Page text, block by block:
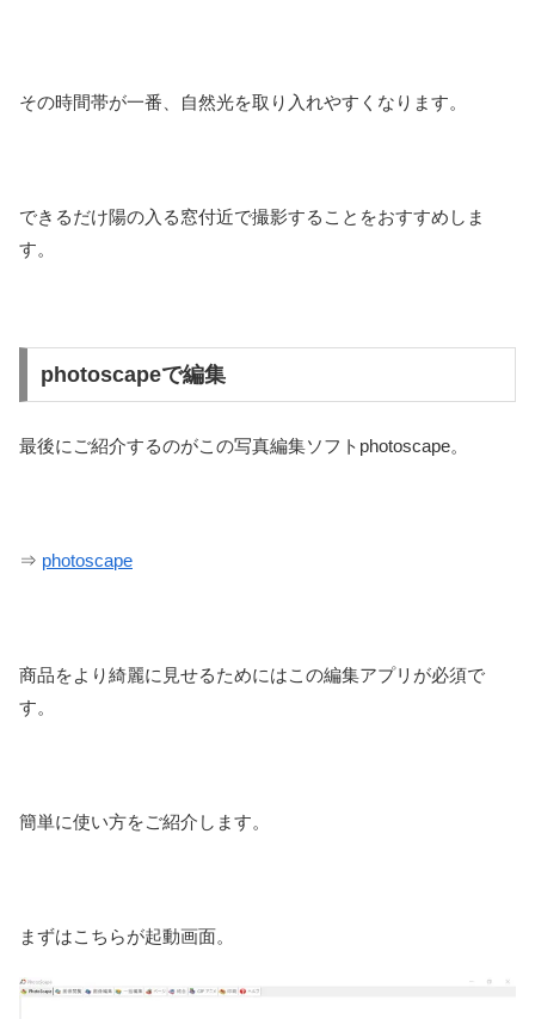
その時間帯が一番、自然光を取り入れやすくなります。
できるだけ陽の入る窓付近で撮影することをおすすめしま
す。
photoscapeで編集
最後にご紹介するのがこの写真編集ソフトphotoscape。
⇒ photoscape
商品をより綺麗に見せるためにはこの編集アプリが必須で
す。
簡単に使い方をご紹介します。
まずはこちらが起動画面。